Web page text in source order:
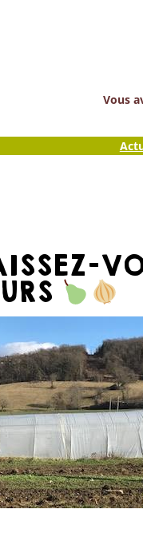
Vous